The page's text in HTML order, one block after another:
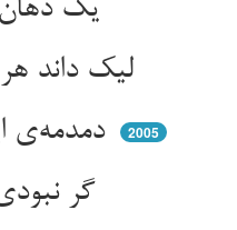
لیک داند هر که او را منظرست ** که فغان این سری هم زان سرست
دمدمه‌ی این نای از دمهای اوست ** های هوی روح از هیهای اوست
2005
گر نبودی با لبش نی را سمر ** نی جهان را پر نکردی از شکر